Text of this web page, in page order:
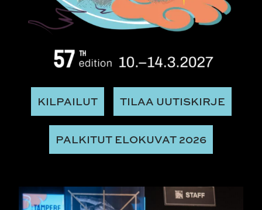
KILPAILUT TILAA UUTISKIRJE
PALKITUT ELOKUVAT 2026